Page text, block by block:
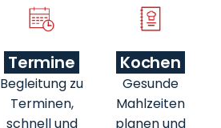
Termine
Begleitung zu
Terminen,
schnell und
Kochen
Gesunde
Mahlzeiten
planen und